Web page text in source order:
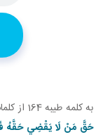
به کلمه طيبه 164 از کلمات حکيمانه حضرت رسيديم که فرمود:
حَقَّ مَنْ لَا يَقْضِي حَقَّهُ